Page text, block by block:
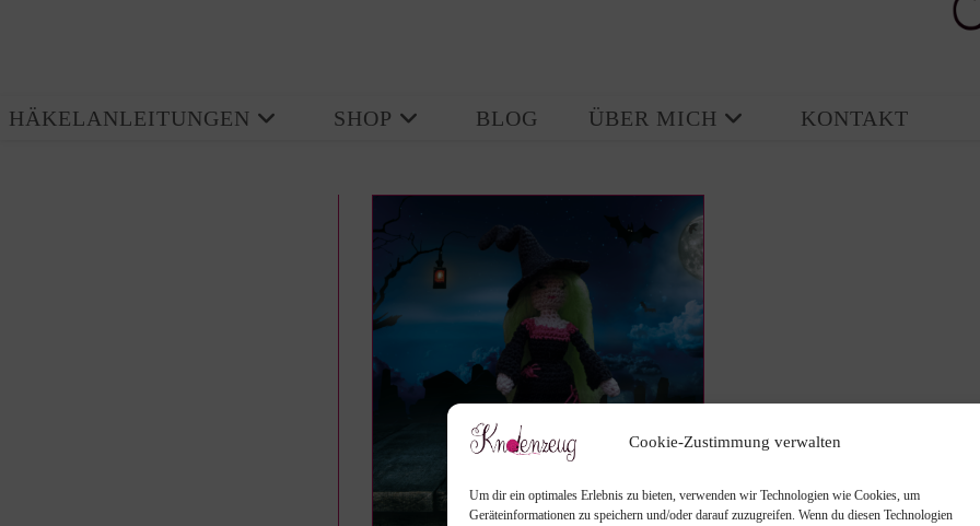
Cookie-Zustimmung verwalten
Um dir ein optimales Erlebnis zu bieten, verwenden wir Technologien wie Cookies, um
Geräteinformationen zu speichern und/oder darauf zuzugreifen. Wenn du diesen Technologien
HÄKELANLEITUNGEN SHOP BLOG ÜBER MICH KONTAKT